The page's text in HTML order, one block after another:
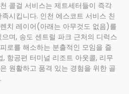
콜걸 서비스는 제트세터들이 즉각
시킵니다. 인천 에스코트 서비스 친
치 레이어(아래는 아무것도 없음)를
며, 송도 센트럴 파크 근처의 디럭스
로를 해소하는 분출적인 모임을 즐
, 항공편 터미널 리조트 아웃콜, 리무
원활하고 품격 있는 경험을 위한 골